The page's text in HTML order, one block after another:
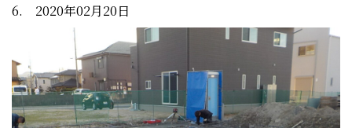
6. 2020年02月20日